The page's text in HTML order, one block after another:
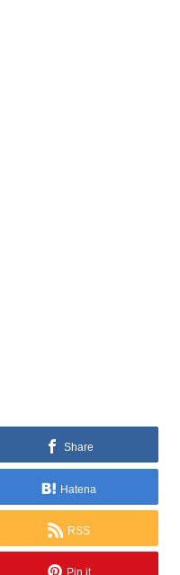
Share
Hatena
RSS
Pin it